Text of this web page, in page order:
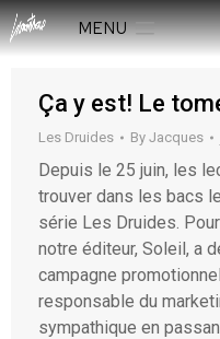
MENU
Ça y est! Le
Les Druides By Jacques
Depuis le 25 juin, les
trouver dans les bacs
série Les Druides.
notre éditeur, Soleil, a
campagne
responsable du
sympathique en